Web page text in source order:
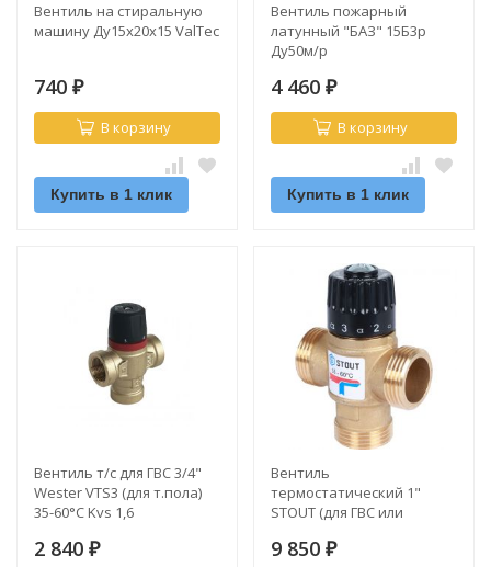
Вентиль на стиральную
машину Ду15х20х15 ValTec
740 ₽
В корзину
Купить в 1 клик
Вентиль пожарный
латунный "БАЗ" 15Б3р
Ду50м/р
4 460 ₽
В корзину
Купить в 1 клик
Вентиль т/с для ГВС 3/4"
Wester VTS3 (для т.пола)
35-60°С Kvs 1,6
2 840 ₽
Вентиль
термостатический 1"
STOUT (для ГВС или
166025) 35-60°С
9 850 ₽